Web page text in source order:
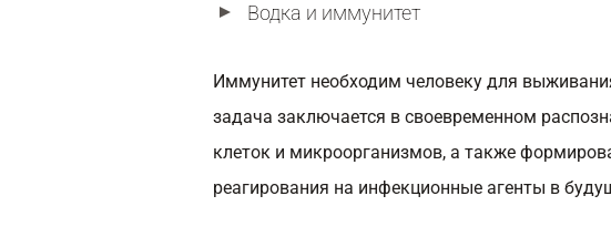
Водка и иммунитет
Иммунитет необходим человеку для
задача заключается в своевременном
клеток и микроорганизмов, а также
реагирования на инфекционные агенты в